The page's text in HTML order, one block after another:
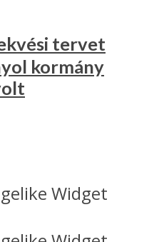
tervet
kormány